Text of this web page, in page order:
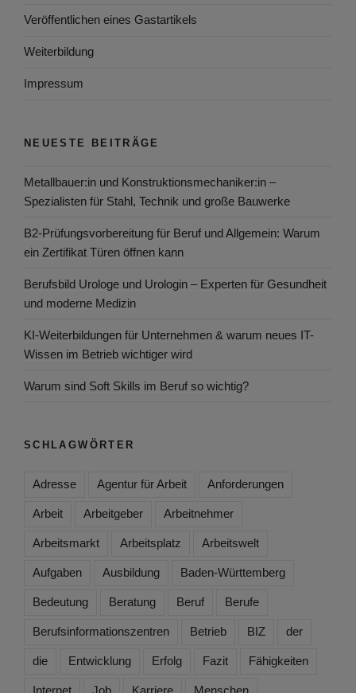
Veröffentlichen eines Gastartikels
Weiterbildung
Impressum
NEUESTE BEITRÄGE
Metallbauer:in und Konstruktionsmechaniker:in –
Spezialisten für Stahl, Technik und große Bauwerke
B2-Prüfungsvorbereitung für Beruf und Allgemein: Warum
ein Zertifikat Türen öffnen kann
Berufsbild Urologe und Urologin – Experten für Gesundheit
und moderne Medizin
KI-Weiterbildungen für Unternehmen & warum neues IT-
Wissen im Betrieb wichtiger wird
Warum sind Soft Skills im Beruf so wichtig?
SCHLAGWÖRTER
Adresse Agentur für Arbeit Anforderungen
Arbeit Arbeitgeber Arbeitnehmer
Arbeitsmarkt Arbeitsplatz Arbeitswelt
Aufgaben Ausbildung Baden-Württemberg
Bedeutung Beratung Beruf Berufe
Berufsinformationszentren Betrieb BIZ der
die Entwicklung Erfolg Fazit Fähigkeiten
Internet Job Karriere Menschen